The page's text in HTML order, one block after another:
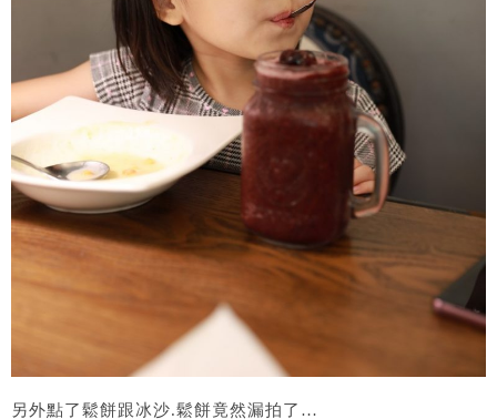
另外點了鬆餅跟冰沙.鬆餅竟然漏拍了…